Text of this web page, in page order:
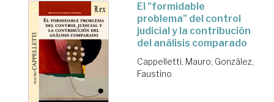
El "formidable
problema" del control
judicial y la contribución
del análisis comparado
Cappelletti, Mauro; González,
Faustino